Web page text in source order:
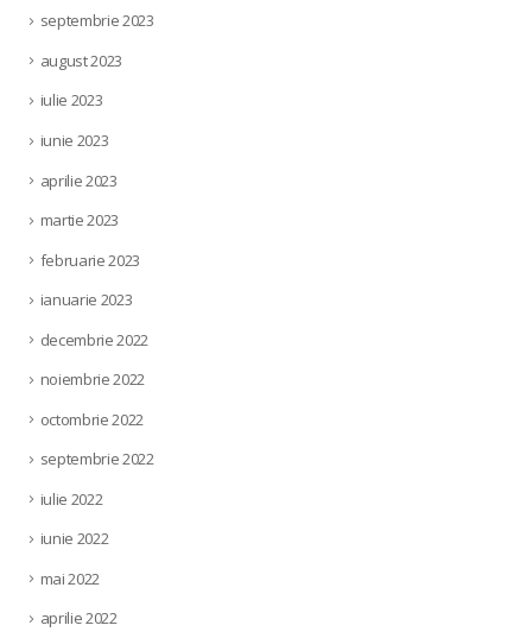
septembrie 2023
august 2023
iulie 2023
iunie 2023
aprilie 2023
martie 2023
februarie 2023
ianuarie 2023
decembrie 2022
noiembrie 2022
octombrie 2022
septembrie 2022
iulie 2022
iunie 2022
mai 2022
aprilie 2022